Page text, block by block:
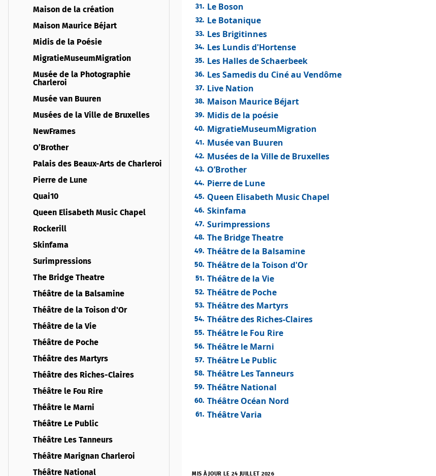
Maison de la création
Maison Maurice Béjart
Midis de la Poésie
MigratieMuseumMigration
Musée de la Photographie
Charleroi
Musée van Buuren
Musées de la Ville de Bruxelles
NewFrames
O’Brother
Palais des Beaux-Arts de Charleroi
Pierre de Lune
Quai10
Queen Elisabeth Music Chapel
Rockerill
Skinfama
Surimpressions
The Bridge Theatre
Théâtre de la Balsamine
Théâtre de la Toison d'Or
Théâtre de la Vie
Théâtre de Poche
Théâtre des Martyrs
Théâtre des Riches-Claires
Théâtre le Fou Rire
Théâtre le Marni
Théâtre Le Public
Théâtre Les Tanneurs
Théâtre Marignan Charleroi
Théâtre National
Le Boson
Le Botanique
Les Brigitinnes
Les Lundis d'Hortense
Les Halles de Schaerbeek
Les Samedis du Ciné au Vendôme
Live Nation
Maison Maurice Béjart
Midis de la poésie
MigratieMuseumMigration
Musée van Buuren
Musées de la Ville de Bruxelles
O’Brother
Pierre de Lune
Queen Elisabeth Music Chapel
Skinfama
Surimpressions
The Bridge Theatre
Théâtre de la Balsamine
Théâtre de la Toison d'Or
Théâtre de la Vie
Théâtre de Poche
Théâtre des Martyrs
Théâtre des Riches-Claires
Théâtre le Fou Rire
Théâtre le Marni
Théâtre Le Public
Théâtre Les Tanneurs
Théâtre National
Théâtre Océan Nord
Théâtre Varia
MIS À JOUR LE 24 JUILLET 2026